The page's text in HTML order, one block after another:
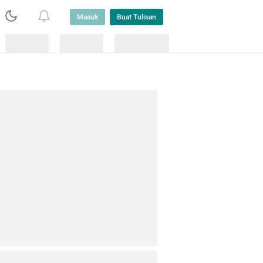
Masuk Buat Tulisan